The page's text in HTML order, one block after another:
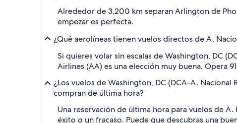
Alrededor de 3,200 km separan Arlington de
empezar es perfecta.
¿Qué aerolíneas tienen vuelos directos de A.
Si quieres volar sin escalas de Washington, DC
Airlines (AA) es una elección muy buena. Opera
¿Los vuelos de Washington, DC (DCA-A. Nacional
compran de última hora?
Una reservación de última hora para vuelos de
éxito o un fracaso. Puede que descubras una